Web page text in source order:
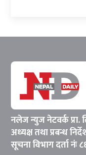
नलेज न्युज नेटवर्क प्रा.
अध्यक्ष तथा प्रबन्ध
सूचना विभाग दर्ता